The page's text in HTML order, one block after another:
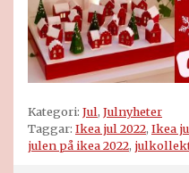
Kategori: Jul, Julnyheter
Taggar: Ikea jul 2022, Ikea
julen på ikea 2022,